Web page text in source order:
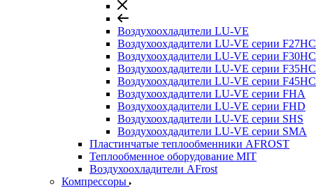
Воздухоохладители LU-VE
Воздухоохдадители LU-VE серии F27HC
Воздухоохдадители LU-VE серии F30HC
Воздухоохдадители LU-VE серии F35HC
Воздухоохдадители LU-VE серии F45HC
Воздухоохдадители LU-VE серии FHA
Воздухоохдадители LU-VE серии FHD
Воздухоохдадители LU-VE серии SHS
Воздухоохдадители LU-VE серии SMA
Пластинчатые теплообменники AFROST
Теплообменное оборудование MIT
Воздухоохладители AFrost
Компрессоры